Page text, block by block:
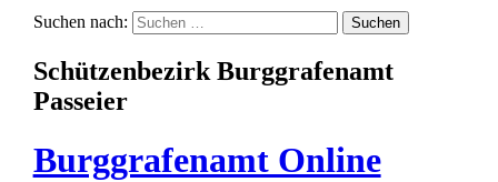
Suchen nach:
Schützenbezirk Burggrafenamt
Passeier
Burggrafenamt Online